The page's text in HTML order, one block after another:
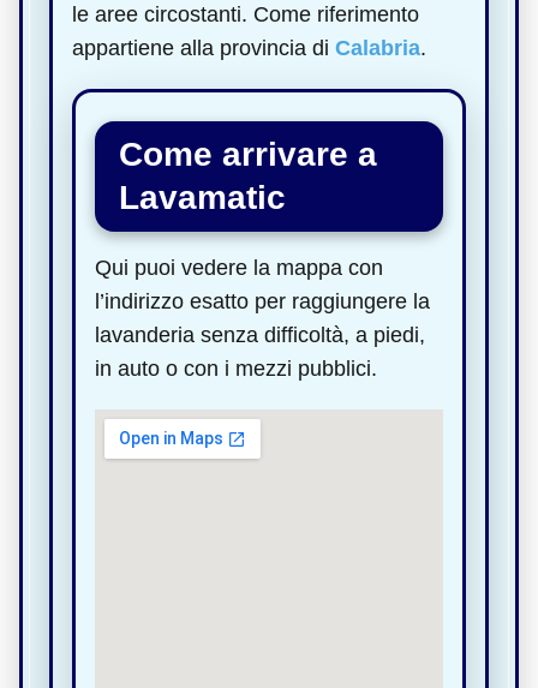
le aree circostanti. Come riferimento
appartiene alla provincia di Calabria.
Come arrivare a
Lavamatic
Qui puoi vedere la mappa con
l’indirizzo esatto per raggiungere la
lavanderia senza difficoltà, a piedi,
in auto o con i mezzi pubblici.